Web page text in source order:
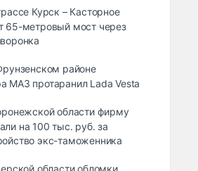
Курск – Касторное
65-метровый мост через
районе
МАЗ протаранил Lada Vesta
области фирму
на 100 тыс. руб. за
экс-таможенника